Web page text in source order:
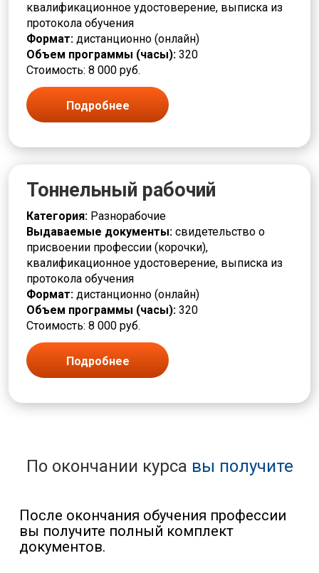
квалификационное удостоверение, выписка из
протокола обучения
Формат: дистанционно (онлайн)
Объем программы (часы): 320
Стоимость: 8 000 руб.
Подробнее
Тоннельный рабочий
Категория: Разнорабочие
Выдаваемые документы: свидетельство о
присвоении профессии (корочки),
квалификационное удостоверение, выписка из
протокола обучения
Формат: дистанционно (онлайн)
Объем программы (часы): 320
Стоимость: 8 000 руб.
Подробнее
По окончании курса вы получите
После окончания обучения профессии
вы получите полный комплект
документов.